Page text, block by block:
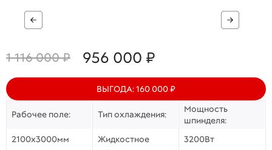
1 116 000 ₽ 956 000 ₽
ВЫГОДА: 160 000 ₽
Рабочее поле:
2100х3000мм
Тип охлаждения:
Жидкостное
Мощность
шпинделя:
3200Вт